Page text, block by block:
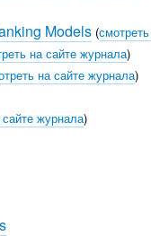
Models (
на сайте журнала)
на сайте журнала)
журнала)